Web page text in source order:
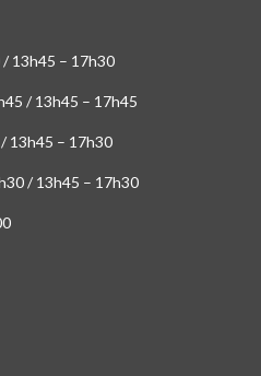
13h45 – 17h30
/ 13h45 – 17h45
13h45 – 17h30
/ 13h45 – 17h30